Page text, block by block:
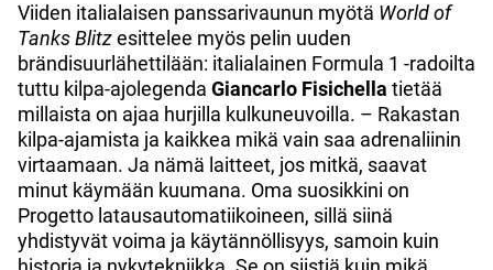
Viiden italialaisen panssarivaunun myötä World of
Tanks Blitzesittelee myös pelin uuden
brändisuurlähettilään: italialainen Formula 1 -radoilta
tuttu kilpa-ajolegenda Giancarlo Fisichella tietää
millaista on ajaa hurjilla kulkuneuvoilla. – Rakastan
kilpa-ajamista ja kaikkea mikä vain saa adrenaliinin
virtaamaan. Ja nämä laitteet, jos mitkä, saavat
minut käymään kuumana. Oma suosikkini on
Progetto latausautomatiikoineen, sillä siinä
yhdistyvät voima ja käytännöllisyys, samoin kuin